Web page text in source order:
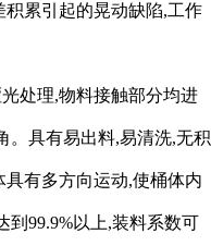
累引起的晃动缺陷,工作
处理,物料接触部分均进
。具有易出料,易清洗,无积
有多方向运动,使桶体内
到99.9%以上,装料系数可